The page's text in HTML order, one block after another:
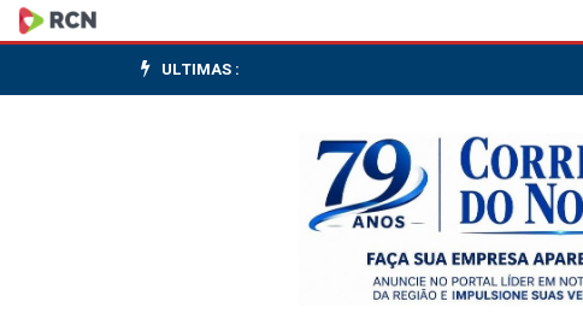
Bolsas
da
ULTIMAS :